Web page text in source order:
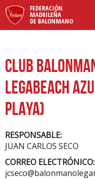
FEDERACIÓN
MADRILEÑA
DE BALONMANO
CLUB
LEGABEACH
PLAYA)
RESPONSABLE:
JUAN CARLOS SECO
CORREO ELECTRÓNICO: